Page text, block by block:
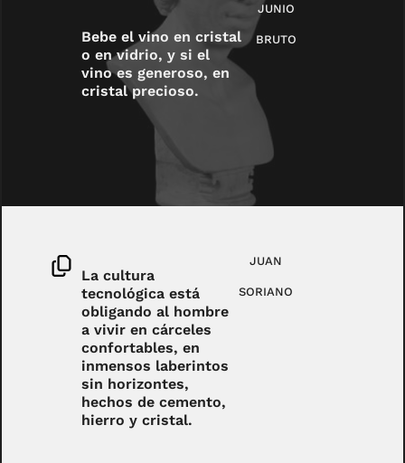
Bebe el vino en cristal
o en vidrio, y si el
vino es generoso, en
cristal precioso.
JUNIO
BRUTO
La cultura
tecnológica está
obligando al hombre
a vivir en cárceles
confortables, en
inmensos laberintos
sin horizontes,
hechos de cemento,
hierro y cristal.
JUAN
SORIANO